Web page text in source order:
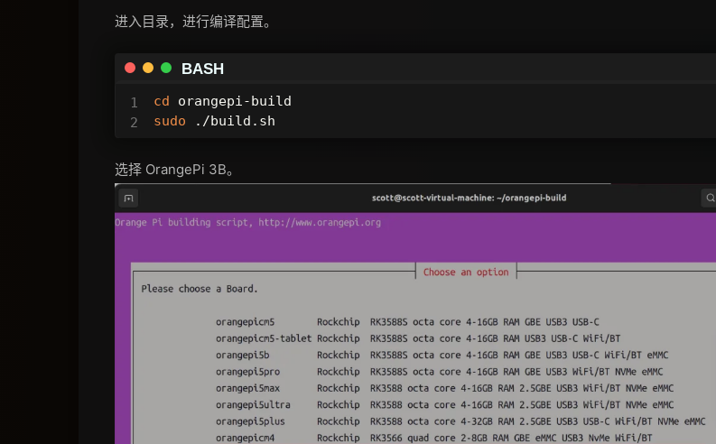
进入目录，进行编译配置。
cd
sudo ./build.sh
BASH
选择 OrangePi 3B。